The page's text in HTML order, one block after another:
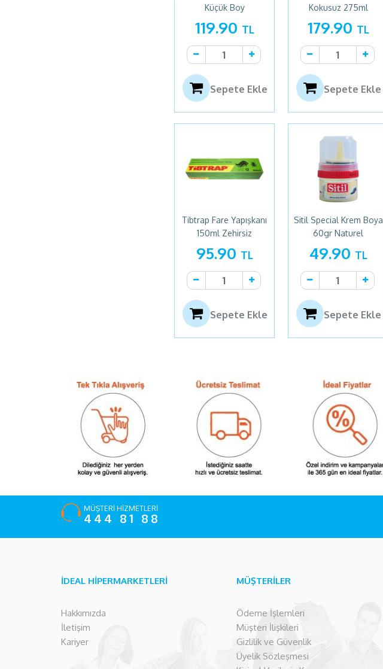
Küçük Boy
119.90 TL
Sepete Ekle
Kokusuz 275ml
179.90 TL
Sepete Ekle
Tibtrap Fare Yapışkanı
150ml Zehirsiz
95.90 TL
Sepete Ekle
Sitil Special Krem Boya
60gr Naturel
49.90 TL
Sepete Ekle
MÜŞTERİ HİZMETLERİ
444 81 88
İDEAL HİPERMARKETLERİ
Hakkımızda
İletişim
Kariyer
MÜŞTERİLER
Ödeme İşlemleri
Müşteri İlişkileri
Gizlilik ve Güvenlik
Üyelik Sözleşmesi